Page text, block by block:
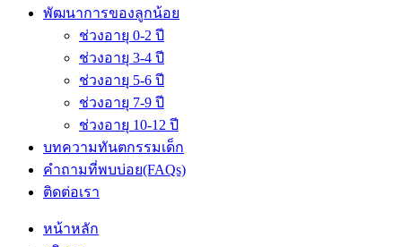
พัฒนาการของลูกน้อย
ช่วงอายุ 0-2 ปี
ช่วงอายุ 3-4 ปี
ช่วงอายุ 5-6 ปี
ช่วงอายุ 7-9 ปี
ช่วงอายุ 10-12 ปี
บทความทันตกรรมเด็ก
คำถามที่พบบ่อย(FAQs)
ติดต่อเรา
หน้าหลัก